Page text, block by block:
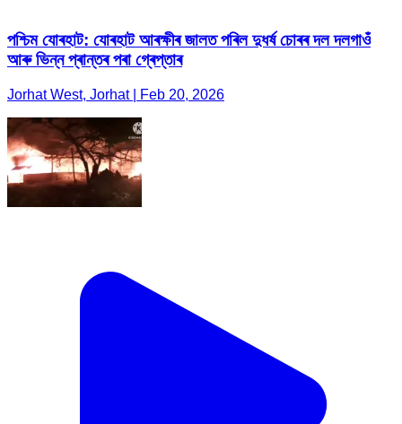
পশ্চিম যোৰহাট: যোৰহাট আৰক্ষীৰ জালত পৰিল দুধৰ্ষ চোৰৰ দল দলগাওঁ
আৰু ভিন্ন প্ৰান্তৰ পৰা গ্ৰেপ্তাৰ
Jorhat West, Jorhat | Feb 20, 2026